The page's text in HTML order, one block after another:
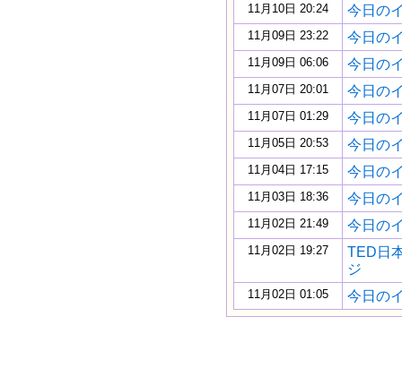
11月10日 20:24 今日の
11月09日 23:22 今日の
11月09日 06:06 今日の
11月07日 20:01 今日の
11月07日 01:29 今日の
11月05日 20:53 今日の
11月04日 17:15 今日の
11月03日 18:36 今日の
11月02日 21:49 今日の
11月02日 19:27
TED日
ジ
11月02日 01:05 今日の